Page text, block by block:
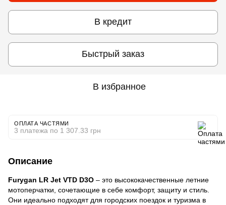
В кредит
Быстрый заказ
В избранное
ОПЛАТА ЧАСТЯМИ
3 платежа по 1 307.33 грн
Описание
Furygan LR Jet VTD D3O – это высококачественные летние
мотоперчатки, сочетающие в себе комфорт, защиту и стиль.
Они идеально подходят для городских поездок и туризма в